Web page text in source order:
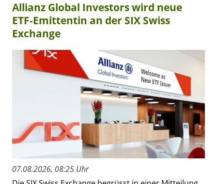
Allianz Global Investors wird neue
ETF-Emittentin an der SIX Swiss
Exchange
07.08.2026, 08:25 Uhr